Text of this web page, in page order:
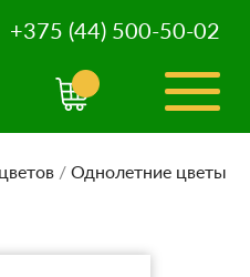
+375 (44) 500-50-02
/ Однолетние цветы